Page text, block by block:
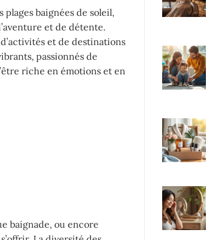
plages baignées de soleil,
et de détente.
et de destinations
passionnés de
riche en émotions et en
baignade, ou encore